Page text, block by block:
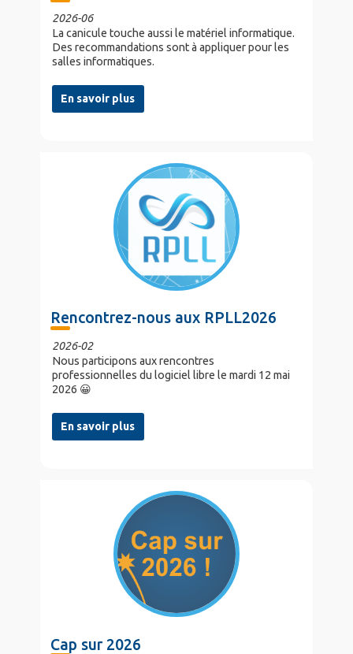
2026-06
La canicule touche aussi le matériel informatique.
Des recommandations sont à appliquer pour les
salles informatiques.
En savoir plus
Rencontrez-nous aux RPLL2026
2026-02
Nous participons aux rencontres
professionnelles du logiciel libre le mardi 12 mai
2026 😀
En savoir plus
Cap sur 2026